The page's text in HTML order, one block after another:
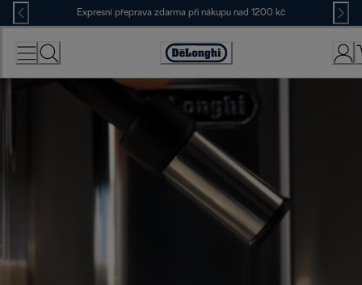
Skip
to
Content
Expresní přeprava zdarma při nákupu nad 1200 kč
Accessibility
Statement